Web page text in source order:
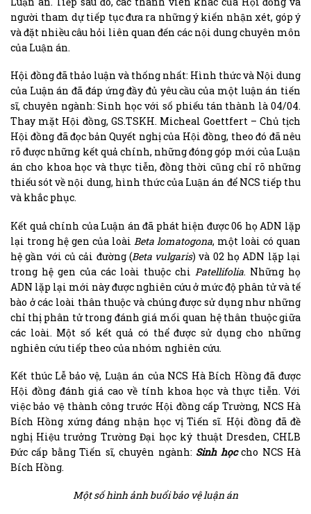
người tham dự tiếp tục đưa ra những ý kiến nhận xét, góp ý
và đặt nhiều câu hỏi liên quan đến các nội dung chuyên môn
của Luận án.
Hội đồng đã thảo luận và thống nhất: Hình thức và Nội dung
của Luận án đã đáp ứng đầy đủ yêu cầu của một luận án tiến
sĩ, chuyên ngành: Sinh học với số phiếu tán thành là 04/04.
Thay mặt Hội đồng, GS.TSKH. Micheal Goettfert – Chủ tịch
Hội đồng đã đọc bản Quyết nghị của Hội đồng, theo đó đã nêu
rõ được những kết quả chính, những đóng góp mới của Luận
án cho khoa học và thực tiễn, đồng thời cũng chỉ rõ những
thiếu sót về nội dung, hình thức của Luận án để NCS tiếp thu
và khắc phục.
Kết quả chính của Luận án đã phát hiện được 06 họ ADN lặp
lại trong hệ gen của loài Beta lomatogona, một loài có quan
hệ gần với củ cải đường (Beta vulgaris) và 02 họ ADN lặp lại
trong hệ gen của các loài thuộc chi Patellifolia. Những họ
ADN lặp lại mới này được nghiên cứu ở mức độ phân tử và tế
bào ở các loài thân thuộc và chúng được sử dụng như những
chỉ thị phân tử trong đánh giá mối quan hệ thân thuộc giữa
các loài. Một số kết quả có thể được sử dụng cho những
nghiên cứu tiếp theo của nhóm nghiên cứu.
Kết thúc Lễ bảo vệ, Luận án của NCS Hà Bích Hồng đã được
Hội đồng đánh giá cao về tính khoa học và thực tiễn. Với
việc bảo vệ thành công trước Hội đồng cấp Trường, NCS Hà
Bích Hồng xứng đáng nhận học vị Tiến sĩ. Hội đồng đã đề
nghị Hiệu trưởng Trường Đại học ký thuật Dresden, CHLB
Đức cấp bằng Tiến sĩ, chuyên ngành: Sinh họccho NCS Hà
Bích Hồng.
Một số hình ảnh buổi bảo vệ luận án